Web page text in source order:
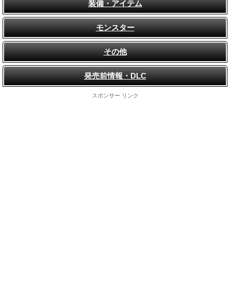
装備・アイテム
モンスター
その他
発売前情報・DLC
スポンサー リンク